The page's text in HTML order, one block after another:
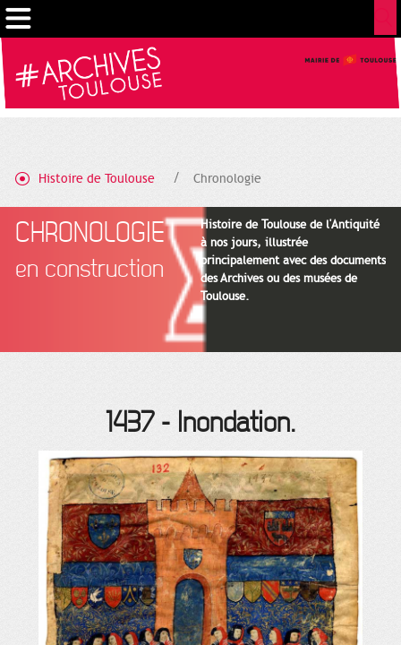
Histoire de Toulouse Chronologie
CHRONOLOGIE
en construction
Histoire de Toulouse de l'Antiquité
à nos jours, illustrée
principalement avec des documents
des Archives ou des musées de
Toulouse.
1437- Inondation.
Gestion de vos préférences sur les cookies